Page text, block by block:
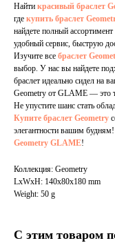
Найти красивый браслет
где купить браслет
найдете полный
удобный сервис, быструю
Изучите все браслет
выбор. У нас вы найдете
браслет идеально сидел на
Geometry от GLAME — это
Не упустите шанс стать
Купите браслет Geometry
элегантности вашим
Geometry GLAME!
Коллекция: Geometry
LxWxH: 140x80x180 mm
Weight: 50 g
С этим товаром